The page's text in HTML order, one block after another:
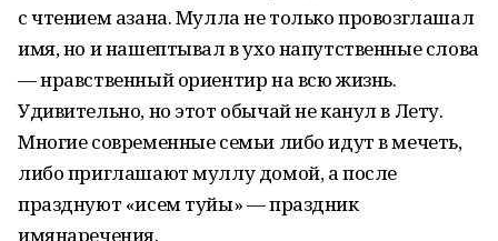
с чтением азана. Мулла не только провозглашал
имя, но и нашептывал в ухо напутственные слова
— нравственный ориентир на всю жизнь.
Удивительно, но этот обычай не канул в Лету.
Многие современные семьи либо идут в мечеть,
либо приглашают муллу домой, а после
празднуют «исем туйы» — праздник
имянаречения.